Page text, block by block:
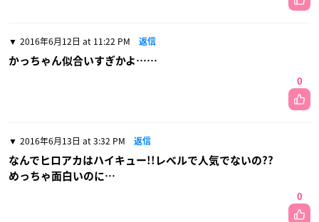
2016年6月12日 at 11:22 PM 返信
かっちゃん似合いすぎかよ……
0
2016年6月13日 at 3:32 PM 返信
なんでヒロアカはハイキュー!!レベルで人気でないの??
めっちゃ面白いのに…
0